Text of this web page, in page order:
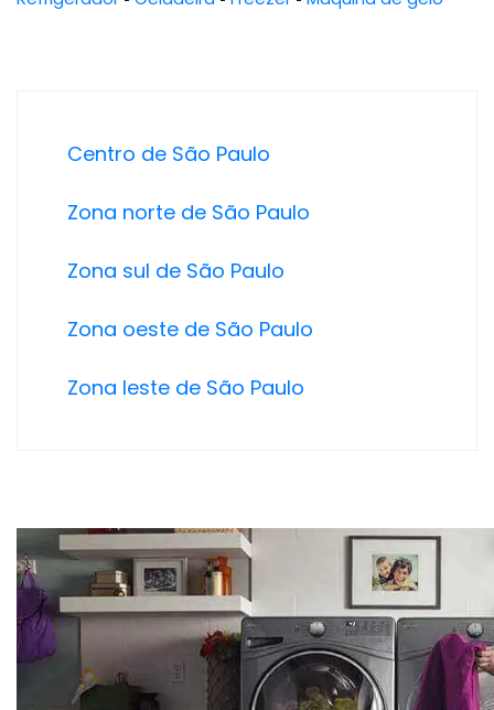
Centro de São Paulo
Zona norte de São Paulo
Zona sul de São Paulo
Zona oeste de São Paulo
Zona leste de São Paulo